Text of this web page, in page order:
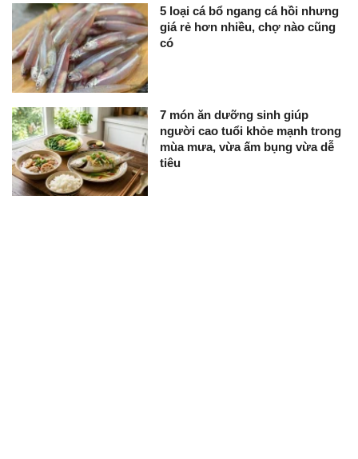
5 loại cá bổ ngang cá hồi nhưng
giá rẻ hơn nhiều, chợ nào cũng
có
7 món ăn dưỡng sinh giúp
người cao tuổi khỏe mạnh trong
mùa mưa, vừa ấm bụng vừa dễ
tiêu